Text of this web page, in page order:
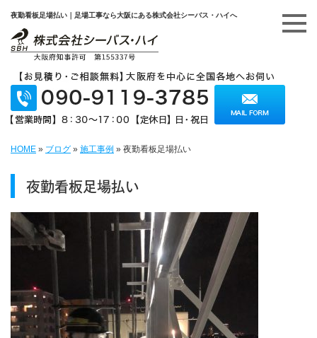
夜勤看板足場払い｜足場工事なら大阪にある株式会社シーバス・ハイへ
HOME » ブログ » 施工事例 » 夜勤看板足場払い
夜勤看板足場払い